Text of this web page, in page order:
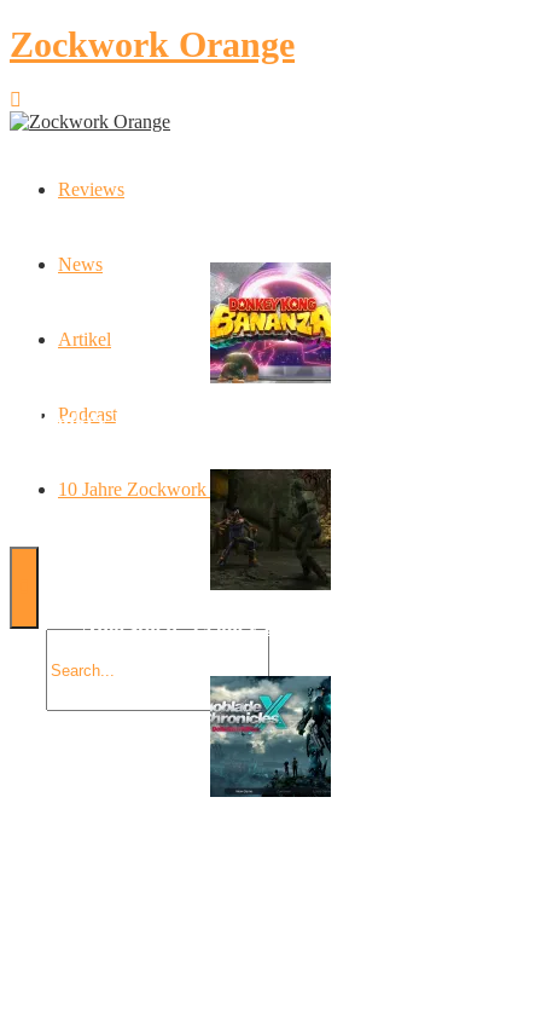
Zockwork Orange
Reviews
News
Artikel
Podcast
10 Jahre Zockwork Orange
Donkey Kong Bananza: “Ich mache alles kaputt!”
Angespielt: Legacy of Kain: Soul Reaver